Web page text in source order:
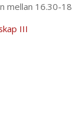
mellan 16.30-
III